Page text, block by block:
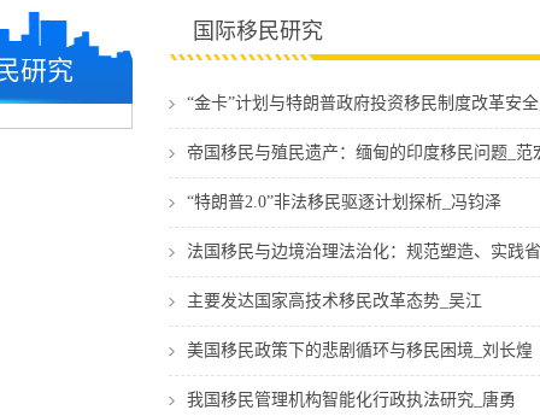
研究
国际移民研究
“金卡”计划与特朗普政府投资移民制度改革安
帝国移民与殖民遗产：缅甸的印度移民问题_范
“特朗普2.0”非法移民驱逐计划探析_冯钧泽
法国移民与边境治理法治化：规范塑造、实践
主要发达国家高技术移民改革态势_吴江
美国移民政策下的悲剧循环与移民困境_刘长煌
我国移民管理机构智能化行政执法研究_唐勇